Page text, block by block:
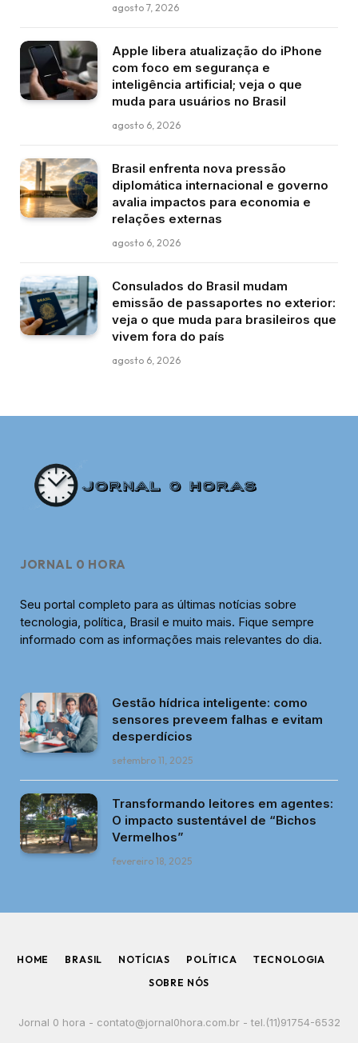
agosto 7, 2026
Apple libera atualização do iPhone
com foco em segurança e
inteligência artificial; veja o que
muda para usuários no Brasil
agosto 6, 2026
Brasil enfrenta nova pressão
diplomática internacional e governo
avalia impactos para economia e
relações externas
agosto 6, 2026
Consulados do Brasil mudam
emissão de passaportes no exterior:
veja o que muda para brasileiros que
vivem fora do país
agosto 6, 2026
JORNAL 0 HORA
Seu portal completo para as últimas notícias sobre
tecnologia, política, Brasil e muito mais. Fique sempre
informado com as informações mais relevantes do dia.
Gestão hídrica inteligente: como
sensores preveem falhas e evitam
desperdícios
setembro 11, 2025
Transformando leitores em agentes:
O impacto sustentável de “Bichos
Vermelhos”
fevereiro 18, 2025
HOME BRASIL NOTÍCIAS POLÍTICA
TECNOLOGIA
SOBRE NÓS
Jornal 0 hora - contato@jornal0hora.com.br- tel.(11)91754-6532